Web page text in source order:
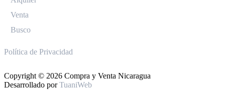
Venta
Busco
Política de Privacidad
Copyright © 2026 Compra y Venta Nicaragua
Desarrollado porTuaniWeb